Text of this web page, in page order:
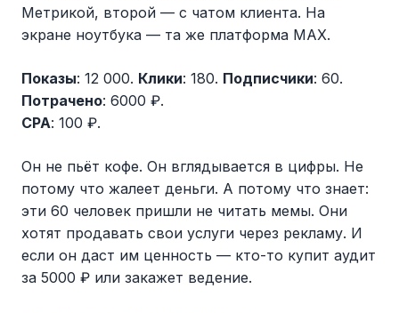
Метрикой, второй — с чатом клиента. На
экране ноутбука — та же платформа MAX.
Показы: 12 000. Клики: 180. Подписчики: 60.
Потрачено: 6000 ₽.
CPA: 100 ₽.
Он не пьёт кофе. Он вглядывается в цифры. Не
потому что жалеет деньги. А потому что знает:
эти 60 человек пришли не читать мемы. Они
хотят продавать свои услуги через рекламу. И
если он даст им ценность — кто-то купит аудит
за 5000 ₽ или закажет ведение.